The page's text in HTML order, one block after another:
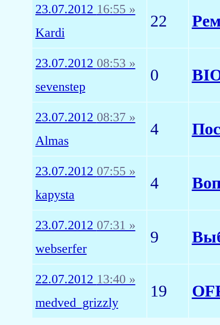
23.07.2012 16:55 »
Kardi
22
23.07.2012 08:53 »
sevenstep
0
23.07.2012 08:37 »
Almas
4
23.07.2012 07:55 »
kapysta
4
23.07.2012 07:31 »
webserfer
9
22.07.2012 13:40 »
medved_grizzly
19